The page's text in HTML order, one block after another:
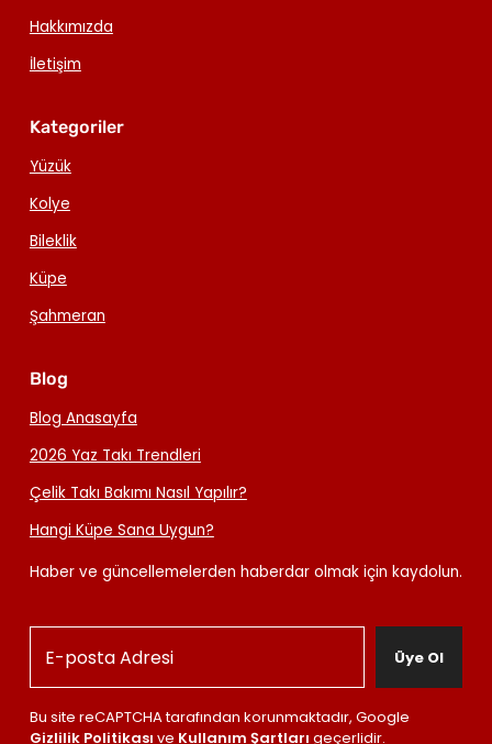
Hakkımızda
İletişim
Kategoriler
Yüzük
Kolye
Bileklik
Küpe
Şahmeran
Blog
Blog Anasayfa
2026 Yaz Takı Trendleri
Çelik Takı Bakımı Nasıl Yapılır?
Hangi Küpe Sana Uygun?
Haber ve güncellemelerden haberdar olmak için kaydolun.
Üye Ol
Bu site reCAPTCHA tarafından korunmaktadır, Google
Gizlilik Politikası ve Kullanım Şartları geçerlidir.